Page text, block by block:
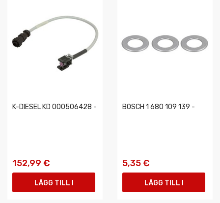
K-DIESEL KD 000506428 -
152,99 €
LÄGG TILL I
BOSCH 1 680 109 139 -
5,35 €
LÄGG TILL I